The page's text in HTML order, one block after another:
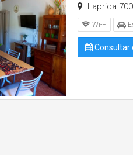
Laprida
Wi-Fi
Consultar